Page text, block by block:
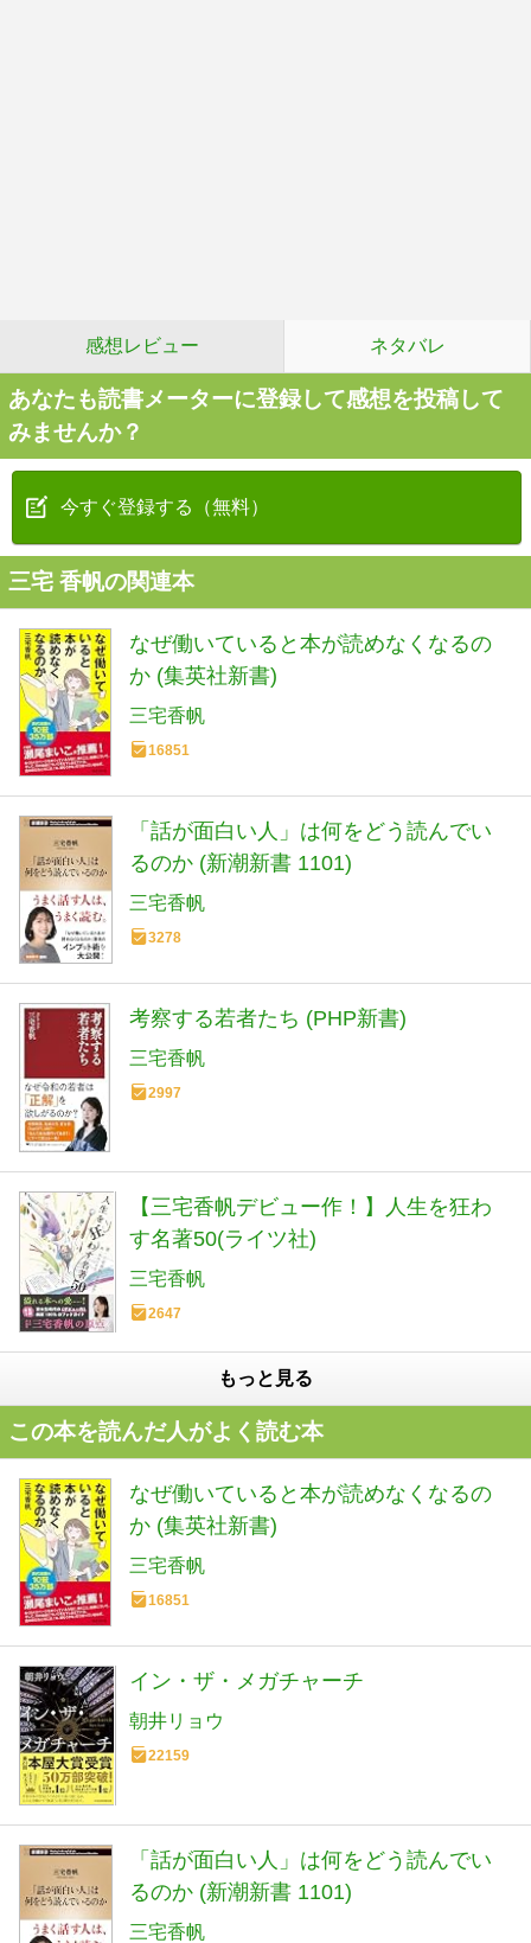
感想レビュー ネタバレ
あなたも読書メーターに登録して感想を投稿して
みませんか？
今すぐ登録する（無料）
三宅 香帆の関連本
なぜ働いていると本が読めなくなるの
か (集英社新書)
三宅香帆
16851
「話が面白い人」は何をどう読んでい
るのか (新潮新書 1101)
三宅香帆
3278
考察する若者たち (PHP新書)
三宅香帆
2997
【三宅香帆デビュー作！】人生を狂わ
す名著50(ライツ社)
三宅香帆
2647
もっと見る
この本を読んだ人がよく読む本
なぜ働いていると本が読めなくなるの
か (集英社新書)
三宅香帆
16851
イン・ザ・メガチャーチ
朝井リョウ
22159
「話が面白い人」は何をどう読んでい
るのか (新潮新書 1101)
三宅香帆